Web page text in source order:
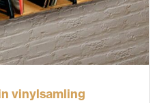
vinylsamling